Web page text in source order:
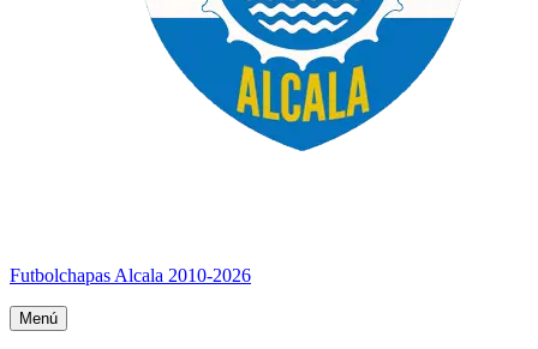
Futbolchapas Alcala 2010-2026
Menú